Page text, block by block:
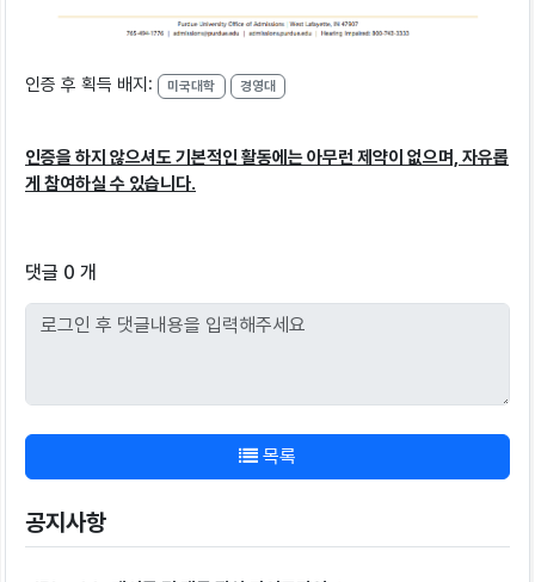
인증 후 획득 배지: 미국대학 경영대
인증을 하지 않으셔도 기본적인 활동에는 아무런 제약이 없으며, 자유롭
게 참여하실 수 있습니다.
댓글 0 개
목록
공지사항